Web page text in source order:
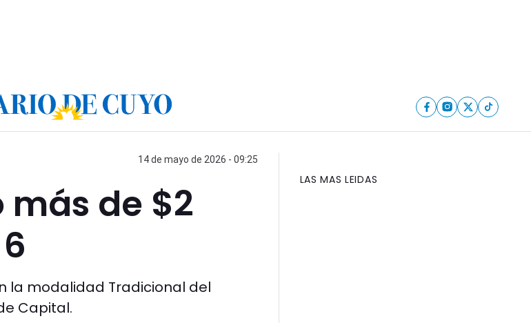
14 de mayo de 2026 - 09:25
de $2
la modalidad Tradicional del
Capital.
LAS MAS LEIDAS